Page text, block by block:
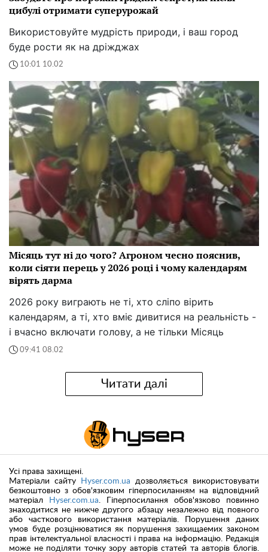
цибулі отримати суперурожай
Використовуйте мудрість природи, і ваш город
буде рости як на дріжджах
10:01 10.02
Місяць тут ні до чого? Агроном чесно пояснив,
коли сіяти перець у 2026 році і чому календарям
вірять дарма
2026 року виграють не ті, хто сліпо вірить
календарям, а ті, хто вміє дивитися на реальність -
і вчасно включати голову, а не тільки Місяць
09:41 08.02
Читати далі
Усі права захищені.
Матеріали сайту
Hyser.com.ua дозволяється використовувати
безкоштовно з обов'язковим гіперпосиланням на відповідний
матеріал
Hyser.com.ua. Гіперпосилання обов'язково повинно
знаходитися не нижче другого абзацу незалежно від повного
або часткового використання матеріалів. Порушення даних
умов буде розцінюватися як порушення захищаемих законом
прав інтелектуальної власності і права на інформацію. Редакція
може не поділяти точку зору авторів статей та авторів блогів.